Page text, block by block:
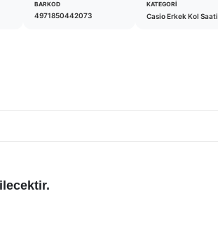
BARKOD
4971850442073
KATEGORI
Casio Erkek Kol Saati